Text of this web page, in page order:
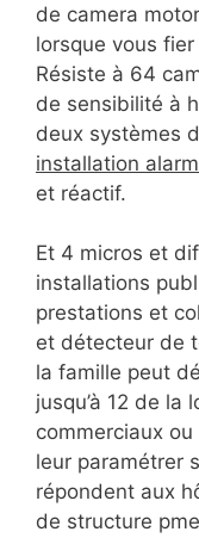
de camera
lorsque vous
Résiste à 64
de sensibilité à
deux systèmes
installation
et réactif.
Et 4 micros et
installations
prestations et
et détecteur de
la famille peut
jusqu’à 12 de la
commerciaux
leur paramétrer
répondent aux
de structure